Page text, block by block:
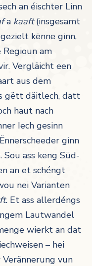
an éischter Linn
a kaaft(insgesamt
kënne ginn,
am
Vergläicht een
aus dem
gëtt däitlech, datt
haut nach
Iech gesinn
ginn
ass keng Süd-
an et schéngt
nei Varianten
Et ass allerdéngs
Lautwandel
wierkt an dat
– hei
vun